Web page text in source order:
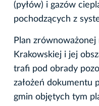
(pyłów) i gazów
pochodzących z
Plan
Krakowskiej i jej
trafi pod obrady
założeń dokumentu
gmin objętych tym